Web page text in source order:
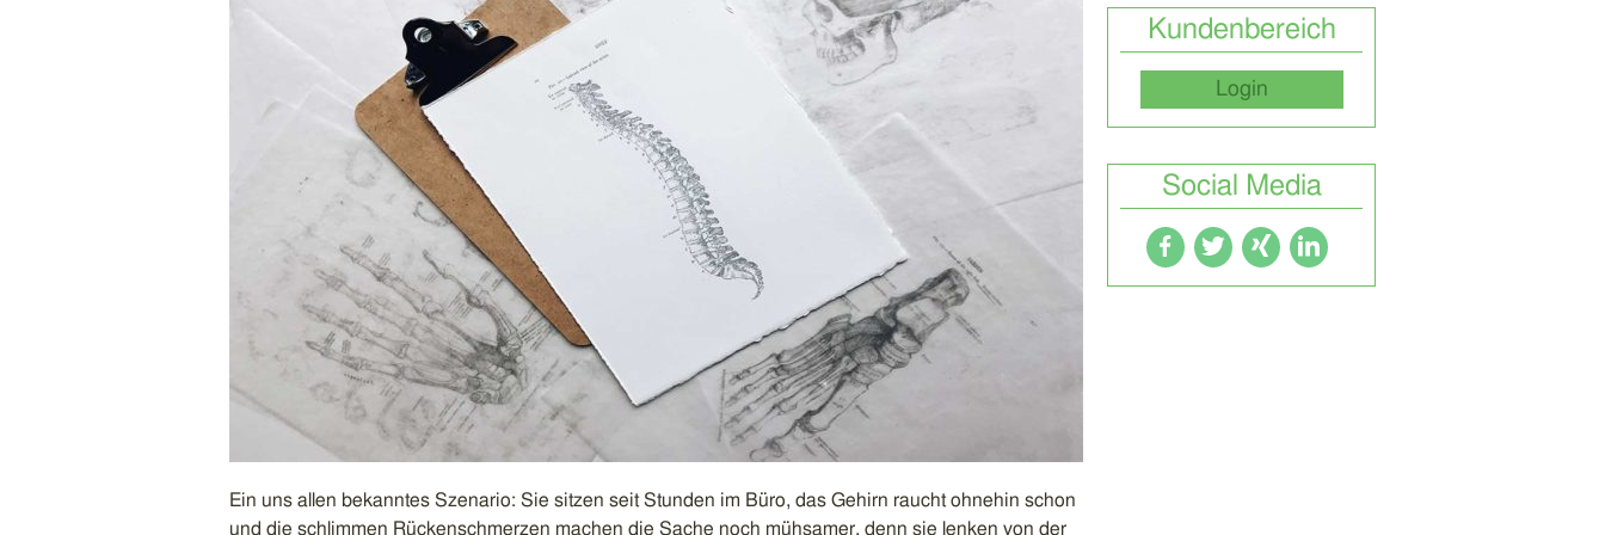
Ein uns allen bekanntes Szenario: Sie sitzen seit Stunden im Büro, das Gehirn raucht ohnehin schon
und die schlimmen Rückenschmerzen machen die Sache noch mühsamer, denn sie lenken von der
Kundenbereich
Login
Social Media